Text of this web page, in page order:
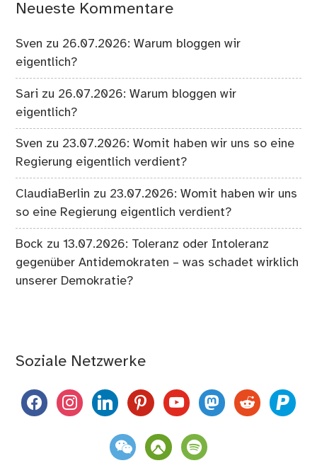
Neueste Kommentare
Sven zu 26.07.2026: Warum bloggen wir
eigentlich?
Sari zu 26.07.2026: Warum bloggen wir
eigentlich?
Sven zu 23.07.2026: Womit haben wir uns so eine
Regierung eigentlich verdient?
ClaudiaBerlin zu 23.07.2026: Womit haben wir uns
so eine Regierung eigentlich verdient?
Bock zu13.07.2026: Toleranz oder Intoleranz
gegenüber Antidemokraten – was schadet wirklich
unserer Demokratie?
Soziale Netzwerke
facebookinstagramlinkedinpinterestyoutubemastodon
reddit paypal
weixin komootspotify